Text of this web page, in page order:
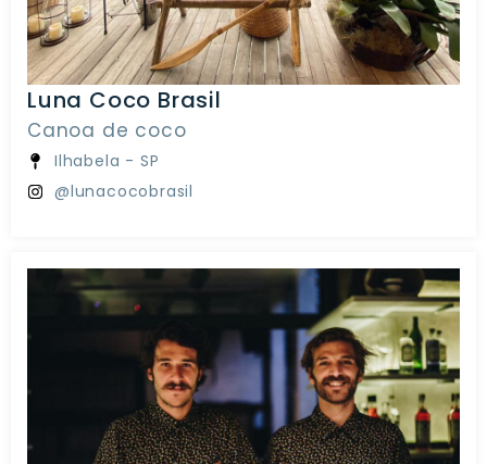
Luna Coco Brasil
Canoa de coco
Ilhabela - SP
@lunacocobrasil